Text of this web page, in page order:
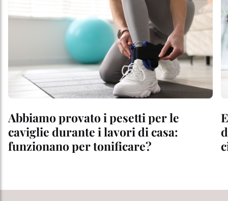
Abbiamo provato i pesetti per le
caviglie durante i lavori di casa:
funzionano per tonificare?